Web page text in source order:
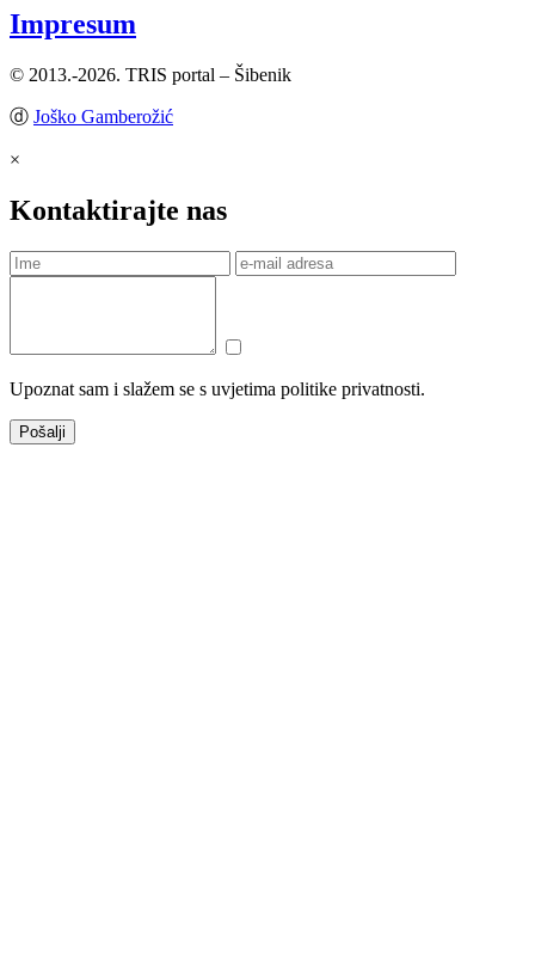
Impresum
© 2013.-2026. TRIS portal – Šibenik
ⓓ Joško Gamberožić
×
Kontaktirajte nas
Upoznat sam i slažem se s uvjetima politike privatnosti.
Pošalji